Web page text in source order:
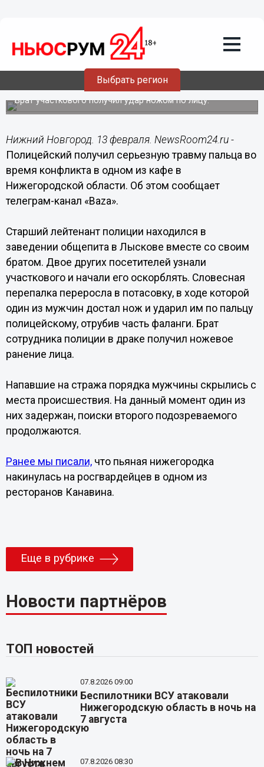
Выбрать регион
Полицейскому отрубили фалангу
пальца во время драки в кафе в
Брат участкового получил удар ножом по лицу.
Нижний Новгород. 13 февраля. NewsRoom24.ru -
Полицейский получил серьезную травму пальца во
время конфликта в одном из кафе в
Нижегородской области. Об этом сообщает
телеграм-канал «Baza».
Старший лейтенант полиции находился в
заведении общепита в Лыскове вместе со своим
братом. Двое других посетителей узнали
участкового и начали его оскорблять. Словесная
перепалка переросла в потасовку, в ходе которой
один из мужчин достал нож и ударил им по пальцу
полицейскому, отрубив часть фаланги. Брат
сотрудника полиции в драке получил ножевое
ранение лица.
Напавшие на стража порядка мужчины скрылись с
места происшествия. На данный момент один из
них задержан, поиски второго подозреваемого
продолжаются.
Ранее мы писали,что пьяная нижегородка
накинулась на росгвардейцев в одном из
ресторанов Канавина.
Еще в рубрике
Новости партнёров
ТОП новостей
07.8.2026 09:00
Беспилотники ВСУ атаковали
Нижегородскую область в ночь на
7 августа
07.8.2026 08:30